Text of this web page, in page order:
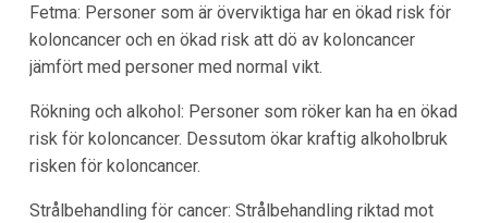
Fetma: Personer som är överviktiga har en ökad risk för
koloncancer och en ökad risk att dö av koloncancer
jämfört med personer med normal vikt.
Rökning och alkohol: Personer som röker kan ha en ökad
risk för koloncancer. Dessutom ökar kraftig alkoholbruk
risken för koloncancer.
Strålbehandling för cancer: Strålbehandling riktad mot